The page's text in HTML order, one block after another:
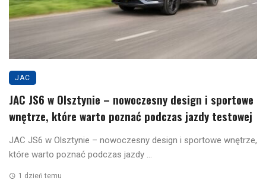
JAC
JAC JS6 w Olsztynie – nowoczesny design i sportowe
wnętrze, które warto poznać podczas jazdy testowej
JAC JS6 w Olsztynie – nowoczesny design i sportowe wnętrze,
które warto poznać podczas jazdy ...
1 dzień temu